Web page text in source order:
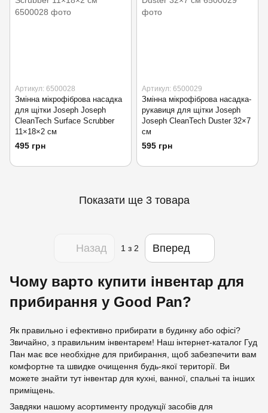
Артикул: 6500028
Змінна мікрофіброва насадка
для щітки Joseph Joseph
CleanTech Surface Scrubber
11×18×2 см
495 грн
Артикул: 6500029
Змінна мікрофіброва насадка-
рукавиця для щітки Joseph
Joseph CleanTech Duster 32×7
см
595 грн
Показати ще 3 товара
Назад 1 з 2 Вперед
Чому варто купити інвентар для
прибирання у Good Pan?
Як правильно і ефективно прибирати в будинку або офісі?
Звичайно, з правильним інвентарем! Наш інтернет-каталог Гуд
Пан має все необхідне для прибирання, щоб забезпечити вам
комфортне та швидке очищення будь-якої території. Ви
можете знайти тут інвентар для кухні, ванної, спальні та інших
приміщень.
Завдяки нашому асортименту продукції засобів для